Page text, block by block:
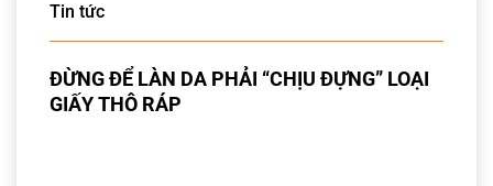
Tin tức
ĐỪNG ĐỂ LÀN DA PHẢI “CHỊU ĐỰNG” LOẠI
GIẤY THÔ RÁP